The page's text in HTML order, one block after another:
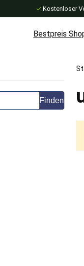
✓ Kostenloser
Bestpreis
Finden